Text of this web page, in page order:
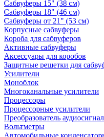
Сабвуферы 15" (38 см)
Сабвуферы 18" (46 см)
Сабвуферы от 21" (53 см)
Корпусные сабвуферы
Короба для сабвуферов
Активные сабвуферы
Аксессуары для коробов
Защитные решетки для
Усилители
Моноблок
Многоканальные усилители
Процессоры
Процессорные усилители
Преобразователь
Вольтметры
Автомобильные